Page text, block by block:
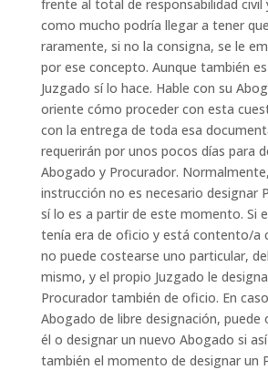
frente al total de responsabilidad civil
como mucho podría llegar a tener
raramente, si no la consigna, se le
por ese concepto. Aunque también
Juzgado sí lo hace. Hable con su
oriente cómo proceder con esta
con la entrega de toda esa
requerirán por unos pocos días para
Abogado y Procurador.
instrucción no es necesario designar
sí lo es a partir de este momento. Si
tenía era de oficio y está contento/a
no puede costearse uno particular,
mismo, y el propio Juzgado le
Procurador también de oficio. En
Abogado de libre designación, puede
él o designar un nuevo Abogado si
también el momento de designar un